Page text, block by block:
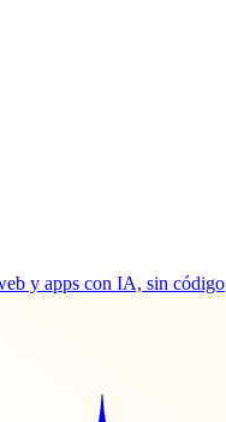
y apps con IA, sin código